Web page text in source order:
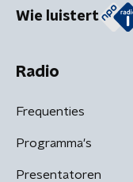
Wie luistert
Radio
Frequenties
Programma's
Presentatoren